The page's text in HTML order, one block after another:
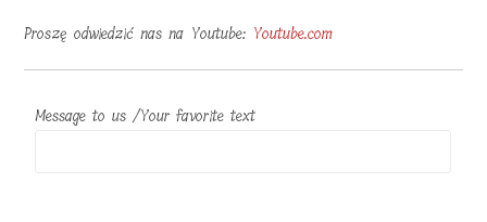
Proszę odwiedzić nas na Youtube: Youtube.com
Message to us /Your favorite text